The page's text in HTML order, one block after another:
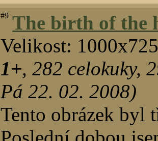
#9 The birth of the
Velikost:
1+,282 celokuky,
Pá 22. 02. 2008)
Tento obrázek byl